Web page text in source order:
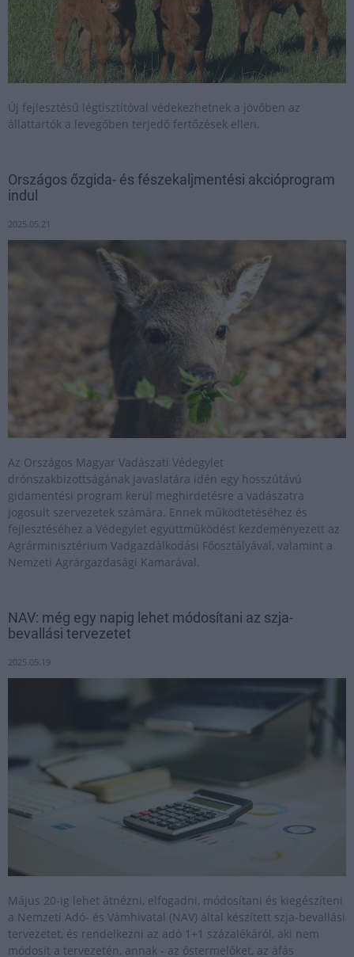
Új fejlesztésű légtisztítóval védekezhetnek a jövőben az
állattartók a levegőben terjedő fertőzések ellen.
Országos őzgida- és fészekaljmentési akcióprogram
indul
2025.05.21
Az Országos Magyar Vadászati Védegylet
drónszakbizottságának javaslatára idén egy hosszútávú
gidamentési program kerül meghirdetésre a vadászatra
jogosult szervezetek számára. Ennek működtetéséhez és
fejlesztéséhez a Védegylet együttműködést kezdeményezett az
Agrárminisztérium Vadgazdálkodási Főosztályával, valamint a
Nemzeti Agrárgazdasági Kamarával.
NAV: még egy napig lehet módosítani az szja-
bevallási tervezetet
2025.05.19
Május 20-ig lehet átnézni, elfogadni, módosítani és kiegészíteni
a Nemzeti Adó- és Vámhivatal (NAV) által készített szja-bevallási
tervezetet, és rendelkezni az adó 1+1 százalékáról, aki nem
módosít a tervezetén, annak - az őstermelőket, az áfás